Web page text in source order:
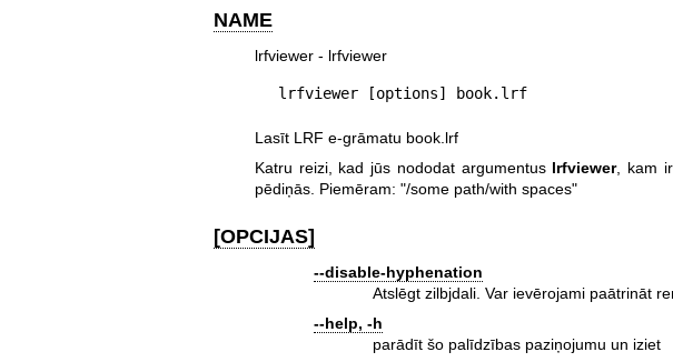
NAME
lrfviewer - lrfviewer
lrfviewer [options] book.lrf
Lasīt LRF e-grāmatu book.lrf
Katru reizi, kad jūs nododat argumentus lrfviewer, kam
pēdiņās. Piemēram: "/some path/with spaces"
[OPCIJAS]
--disable-hyphenation
Atslēgt zilbjdali. Var ievērojami paātrināt
--help, -h
parādīt šo palīdzības paziņojumu un iziet